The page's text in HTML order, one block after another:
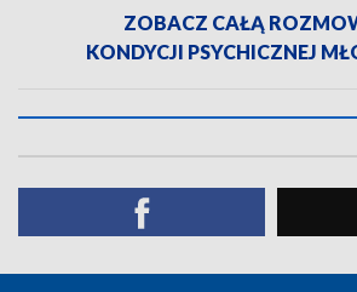
ZOBACZ CAŁĄ
KONDYCJI PSYCHICZNEJ